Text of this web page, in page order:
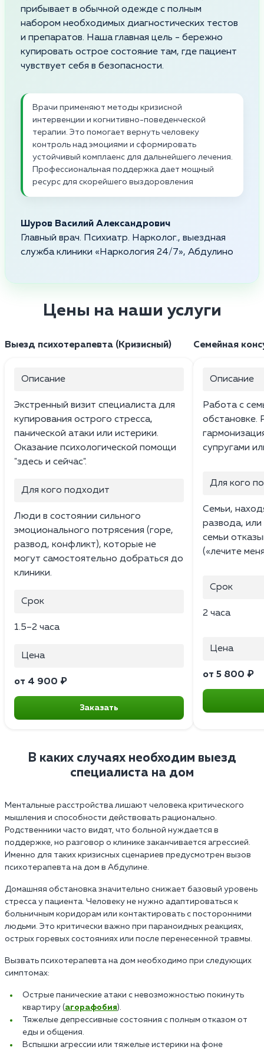
прибывает в обычной одежде с полным
набором необходимых диагностических тестов
и препаратов. Наша главная цель - бережно
купировать острое состояние там, где пациент
чувствует себя в безопасности.
Врачи применяют методы кризисной
интервенции и когнитивно-поведенческой
терапии. Это помогает вернуть человеку
контроль над эмоциями и сформировать
устойчивый комплаенс для дальнейшего лечения.
Профессиональная поддержка дает мощный
ресурс для скорейшего выздоровления
Шуров Василий Александрович
Главный врач. Психиатр. Нарколог., выездная
служба клиники «Наркология 24/7», Абдулино
Цены на наши услуги
Выезд психотерапевта (Кризисный)
Описание
Экстренный визит специалиста для
купирования острого стресса,
панической атаки или истерики.
Оказание психологической помощи
"здесь и сейчас".
Для кого подходит
Люди в состоянии сильного
эмоционального потрясения (горе,
развод, конфликт), которые не
могут самостоятельно добраться до
клиники.
Срок
1.5–2 часа
Цена
от 4 900 ₽
Заказать
Семейная
Описание
Работа с
обстановке.
супругами
Для кого
Семьи,
развода, или
семьи
(«лечите
Срок
2 часа
Цена
от 5 800 ₽
В каких случаях необходим выезд
специалиста на дом
Ментальные расстройства лишают человека критического
мышления и способности действовать рационально.
Родственники часто видят, что больной нуждается в
поддержке, но разговор о клинике заканчивается агрессией.
Именно для таких кризисных сценариев предусмотрен вызов
психотерапевта на дом в Абдулине.
Домашняя обстановка значительно снижает базовый уровень
стресса у пациента. Человеку не нужно адаптироваться к
больничным коридорам или контактировать с посторонними
людьми. Это критически важно при параноидных реакциях,
острых горевых состояниях или после перенесенной травмы.
Вызвать психотерапевта на дом необходимо при следующих
симптомах:
Острые панические атаки с невозможностью покинуть
квартиру (агорафобия).
Тяжелые депрессивные состояния с полным отказом от
еды и общения.
Вспышки агрессии или тяжелые истерики на фоне